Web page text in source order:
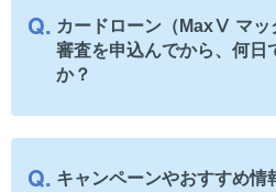
カードローン（MaxⅤ マッ
審査を申込んでから、何日
か？
キャンペーンやおすすめ情